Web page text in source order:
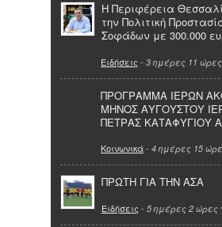
Η Περιφέρεια
την Πολιτική
Σοφάδων με 300.000
Ειδήσεις - 3 ημέρες 11 ώρες
ΠΡΟΓΡΑΜΜΑ ΙΕΡΩΝ
ΜΗΝΟΣ ΑΥΓΟΥΣΤΟΥ
ΠΕΤΡΑΣ ΚΑΤΑΦΥΓΙΟΥ
Κοινωνικά- 4 ημέρες 15
ΠΡΩΤΗ ΓΙΑ ΤΗΝ ΑΣΑ
Ειδήσεις - 5 ημέρες 2 ώρες